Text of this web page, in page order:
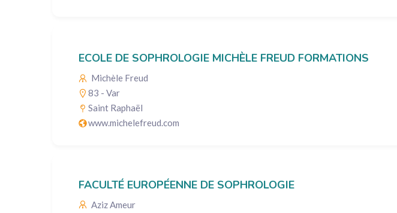
ECOLE DE SOPHROLOGIE MICHÈLE FREUD FORMATIONS
Michèle Freud
83 - Var
Saint Raphaël
www.michelefreud.com
FACULTÉ EUROPÉENNE DE SOPHROLOGIE
Aziz Ameur